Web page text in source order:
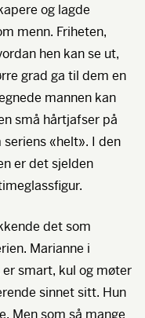
og lagde
menn. Friheten,
hen kan se ut,
grad ga til dem en
mannen kan
små hårtjafser på
«helt». I den
er det sjelden
det som
Marianne i
smart, kul og møter
sinnet sitt. Hun
Men som så mange